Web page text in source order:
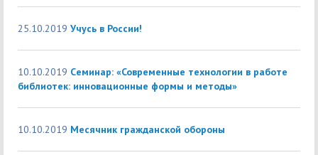
25.10.2019 Учусь в России!
10.10.2019 Cеминар: «Современные технологии в работе
библиотек: инновационные формы и методы»
10.10.2019 Месячник гражданской обороны